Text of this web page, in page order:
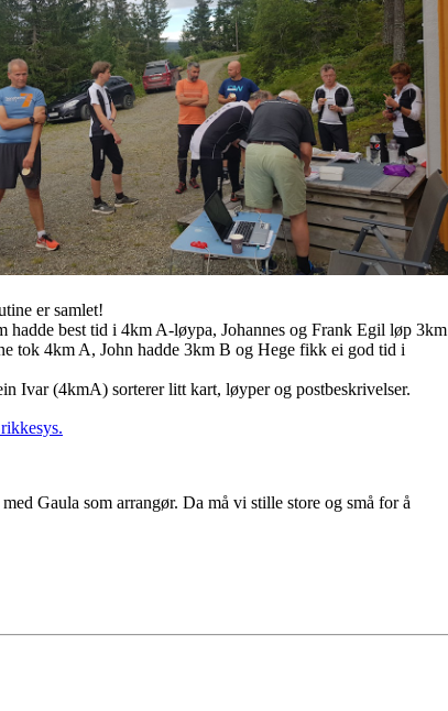
er samlet!
hadde best tid i 4km A-løypa, Johannes og Frank Egil løp 3km
tok 4km A, John hadde 3km B og Hege fikk ei god tid i
Ivar (4kmA) sorterer litt kart, løyper og postbeskrivelser.
Gaula som arrangør. Da må vi stille store og små for å